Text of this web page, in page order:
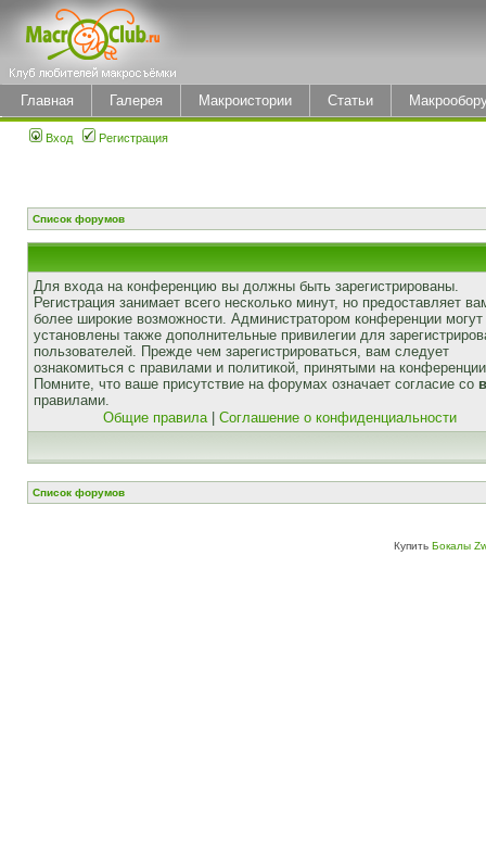
Главная Галерея Макроистории Статьи
Вход Регистрация
Список форумов
Для входа на конференцию вы должны быть зарегистрированы.
Регистрация занимает всего несколько минут, но предоставляет
более широкие возможности. Администратором конференции
установлены также дополнительные привилегии для
пользователей. Прежде чем зарегистрироваться, вам следует
ознакомиться с правилами и политикой, принятыми на
Помните, что ваше присутствие на форумах означает согласие со
правилами.
Общие правила| Соглашение о конфиденциальности
Список форумов
Купить Бокалы